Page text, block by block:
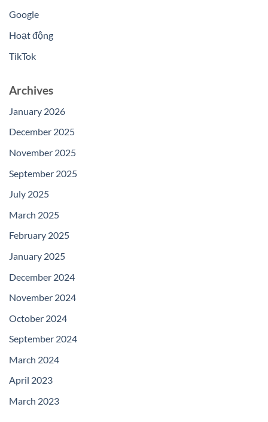
Google
Hoạt động
TikTok
Archives
January 2026
December 2025
November 2025
September 2025
July 2025
March 2025
February 2025
January 2025
December 2024
November 2024
October 2024
September 2024
March 2024
April 2023
March 2023